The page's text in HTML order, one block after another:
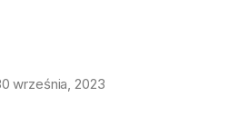
września, 2023